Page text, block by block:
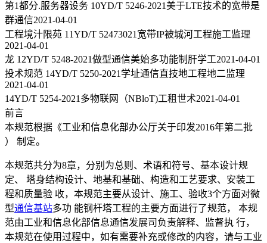
第1都分.服务器设务 10YD/T 5246-2021美于LTE技术的宽带是
群通信2021-04-01
工程境汁限苑 11YD/T 52473021宽带IP被城河工程施工监理
2021-04-01
龙 12YD/T 5248-2021做型通信美始多功能制肝学工2021-04-01
投术规范 14YD/T 5250-2021学址通信直技地工程地二监理
2021-04-01
14YD/T 5254-2021多物联网（NBloT)工租世术2021-04-01
前言
本规范根据《工业和信息化部办公厅关于印发2016年第二批
） 制定。
本规范共分为8章，分别为总则、术语和符号、基本设计规
定、 塔身结构设计、地基和基础、构造和工艺要求、安装工
程和质量验 收，本规范主要从设计、施工、验收3个方面对微
型通信基站多功 能钢杆塔工程的主要方面进行了规范， 本规
范由工业和信息化部信息通信发展司负责解释、监督执 行，
本规范在使用过程中，如有需要补充或修改的内容，请与工业